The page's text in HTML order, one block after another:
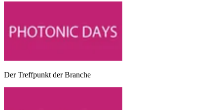
Der Treffpunkt der Branche